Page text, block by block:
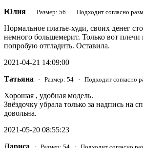
Юлия · Размер: 56 · Подходит согласно
Нормальное платье-худи, своих денег
немного большемерит. Только вот плечи
попробую отгладить. Оставила.
2021-04-21 14:09:00
Татьяна · Размер: 54 · Подходит согласно
Хорошая , удобная модель.
Звёздочку убрала только за надпись на
довольна.
2021-05-20 08:55:23